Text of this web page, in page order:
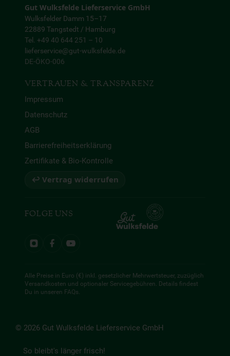
Gut Wulksfelde Lieferservice GmbH
Wulksfelder Damm 15–17
22889 Tangstedt / Hamburg
Tel. +49 40 644 251 – 10
lieferservice@gut-wulksfelde.de
DE-ÖKO-006
VERTRAUEN & TRANSPARENZ
Impressum
Datenschutz
AGB
Barrierefreiheitserklärung
Zertifikate & Bio-Kontrolle
↩ Vertrag widerrufen
FOLGE UNS
Alle Preise in Euro (€) inkl. gesetzlicher Mehrwertsteuer, zuzüglich
Versandkosten und optionaler Servicegebühren. Details findest
Du in unseren FAQs.
© 2026 Gut Wulksfelde Lieferservice GmbH
So bleibt's länger frisch!